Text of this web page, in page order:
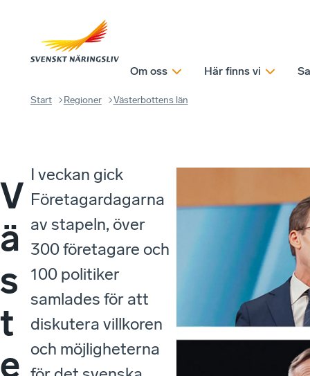
Om oss Här finns vi
Start Regioner Västerbottens län
V
ä
s
t
e
I veckan gick
Företagardagarna
av stapeln, över
300 företagare och
100 politiker
samlades för att
diskutera villkoren
och möjligheterna